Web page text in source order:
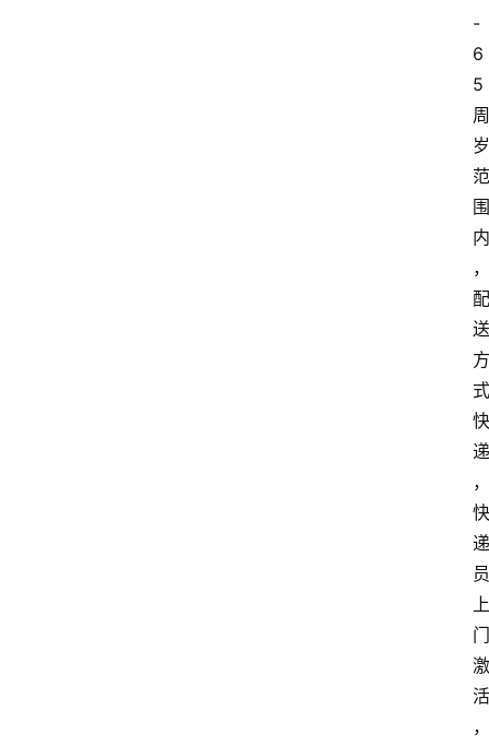
-
6
5
周
岁
范
围
内
，
配
送
方
式
快
递
，
快
递
员
上
门
激
活
，